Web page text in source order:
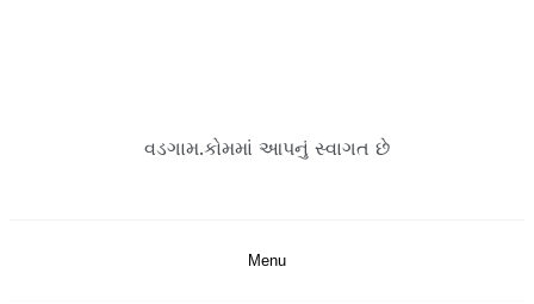
વડગામ.કોમમાં આપનું સ્વાગત છે
Menu